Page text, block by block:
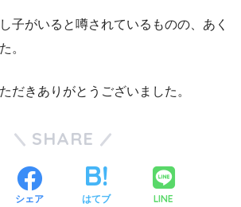
子がいると噂されているものの、あく
。
だきありがとうございました。
SHARE
シェア はてブ LINE